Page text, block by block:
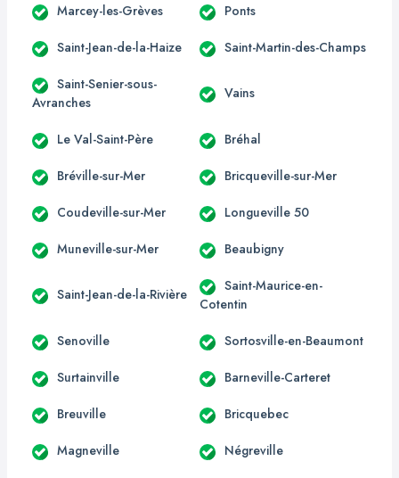
Marcey-les-Grèves Ponts
Saint-Jean-de-la-Haize Saint-Martin-des-Champs
Saint-Senier-sous-
Avranches
Vains
Le Val-Saint-Père Bréhal
Bréville-sur-Mer Bricqueville-sur-Mer
Coudeville-sur-Mer Longueville 50
Muneville-sur-Mer Beaubigny
Saint-Jean-de-la-Rivière
Saint-Maurice-en-
Cotentin
Senoville Sortosville-en-Beaumont
Surtainville Barneville-Carteret
Breuville Bricquebec
Magneville Négreville